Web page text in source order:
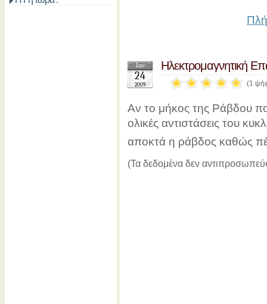
Ιαν
24
2009
Ηλεκτρομαγνητική
(1
Αν το μήκος της Ράβδου
ολικές αντιστάσεις του
αποκτά η ράβδος καθώς
(Τα δεδομένα δεν